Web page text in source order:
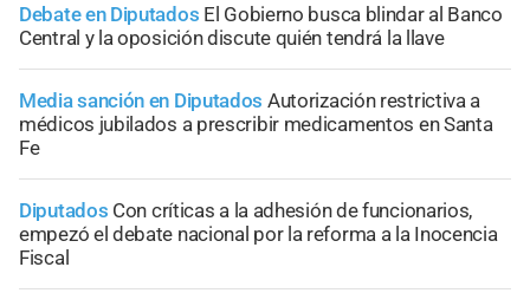
Debate en Diputados El Gobierno busca blindar al Banco
Central y la oposición discute quién tendrá la llave
Media sanción en Diputados Autorización restrictiva a
médicos jubilados a prescribir medicamentos en Santa
Fe
Diputados Con críticas a la adhesión de funcionarios,
empezó el debate nacional por la reforma a la Inocencia
Fiscal